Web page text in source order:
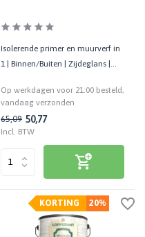
Isolerende primer en muurverf in
1 | Binnen/Buiten | Zijdeglans |
Op werkdagen voor 21:00 besteld,
vandaag verzonden
65,09 50,77
Incl. BTW
20%
KORTING